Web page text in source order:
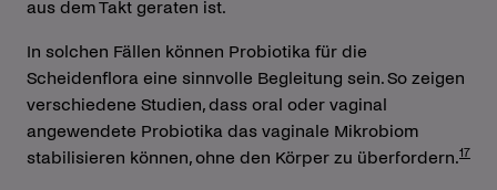
aus dem Takt geraten ist.
In solchen Fällen können Probiotika für die
Scheidenflora eine sinnvolle Begleitung sein. So zeigen
verschiedene Studien, dass oral oder vaginal
angewendete Probiotika das vaginale Mikrobiom
stabilisieren können, ohne den Körper zu überfordern.17